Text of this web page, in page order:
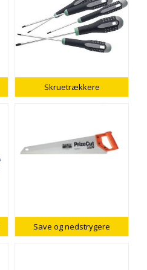
Skruetrækkere
Save og nedstrygere